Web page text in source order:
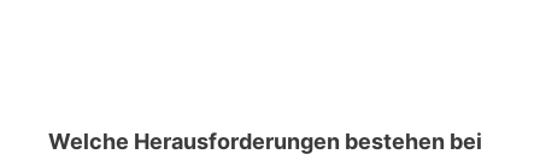
Welche Herausforderungen bestehen bei